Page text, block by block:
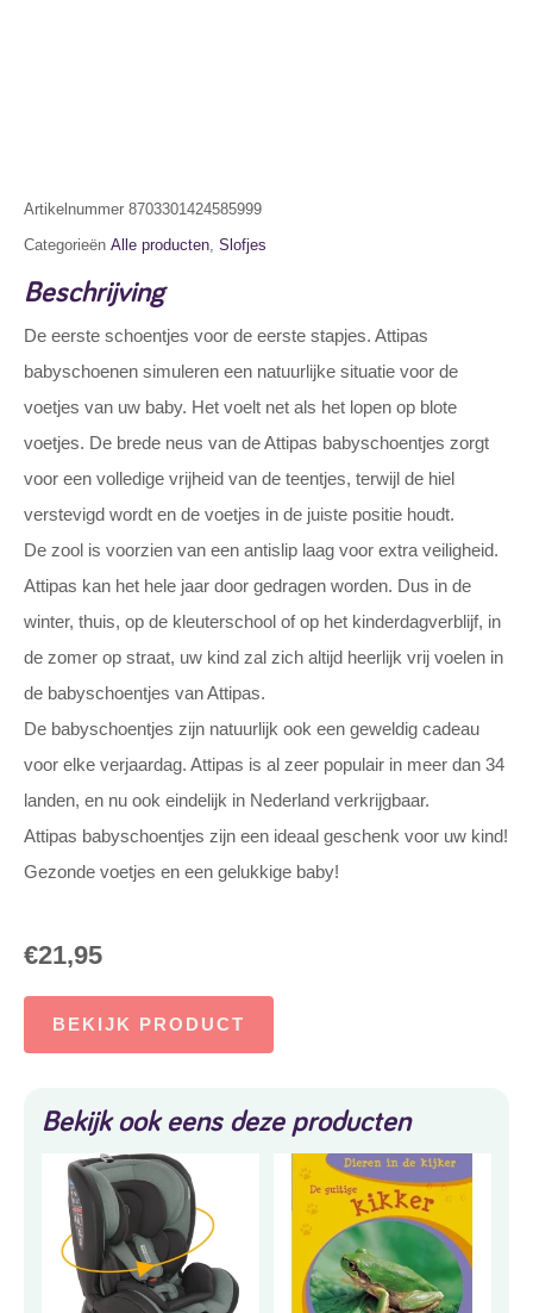
Artikelnummer 8703301424585999
Categorieën Alle producten, Slofjes
Beschrijving
De eerste schoentjes voor de eerste stapjes. Attipas
babyschoenen simuleren een natuurlijke situatie voor de
voetjes van uw baby. Het voelt net als het lopen op blote
voetjes. De brede neus van de Attipas babyschoentjes zorgt
voor een volledige vrijheid van de teentjes, terwijl de hiel
verstevigd wordt en de voetjes in de juiste positie houdt.
De zool is voorzien van een antislip laag voor extra veiligheid.
Attipas kan het hele jaar door gedragen worden. Dus in de
winter, thuis, op de kleuterschool of op het kinderdagverblijf, in
de zomer op straat, uw kind zal zich altijd heerlijk vrij voelen in
de babyschoentjes van Attipas.
De babyschoentjes zijn natuurlijk ook een geweldig cadeau
voor elke verjaardag. Attipas is al zeer populair in meer dan 34
landen, en nu ook eindelijk in Nederland verkrijgbaar.
Attipas babyschoentjes zijn een ideaal geschenk voor uw kind!
Gezonde voetjes en een gelukkige baby!
€21,95
BEKIJK PRODUCT
Bekijk ook eens deze producten